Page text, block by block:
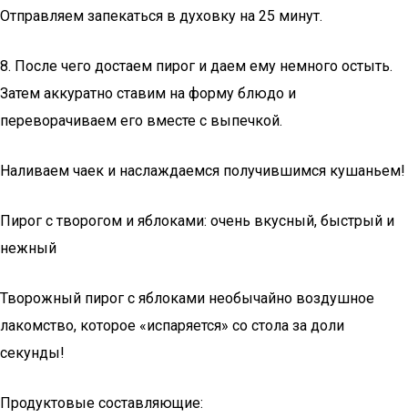
Отправляем запекаться в духовку на 25 минут.
8. После чего достаем пирог и даем ему немного остыть.
Затем аккуратно ставим на форму блюдо и
переворачиваем его вместе с выпечкой.
Наливаем чаек и наслаждаемся получившимся кушаньем!
Пирог с творогом и яблоками: очень вкусный, быстрый и
нежный
Творожный пирог с яблоками необычайно воздушное
лакомство, которое «испаряется» со стола за доли
секунды!
Продуктовые составляющие: